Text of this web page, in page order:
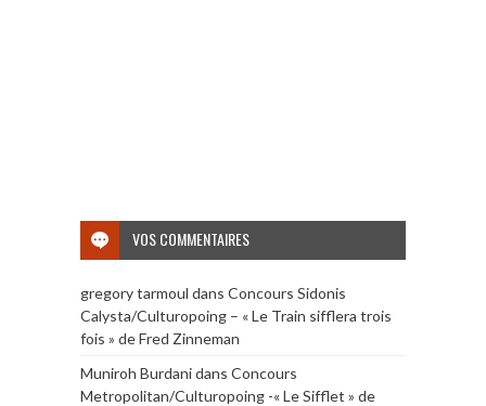
VOS COMMENTAIRES
gregory tarmoul dans Concours Sidonis
Calysta/Culturopoing – « Le Train sifflera trois
fois » de Fred Zinneman
Muniroh Burdanidans Concours
Metropolitan/Culturopoing -« Le Sifflet » de